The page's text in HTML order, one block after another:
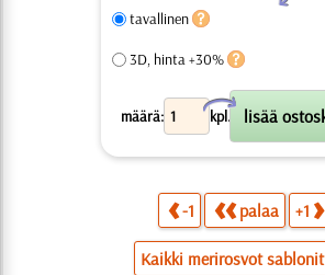
tavallinen
3D, hinta +30%
määrä: kpl.
X
-1 palaa +1
Kaikki merirosvot sablonit